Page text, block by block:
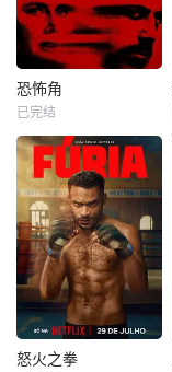
恐怖角
已完结
怒火之拳